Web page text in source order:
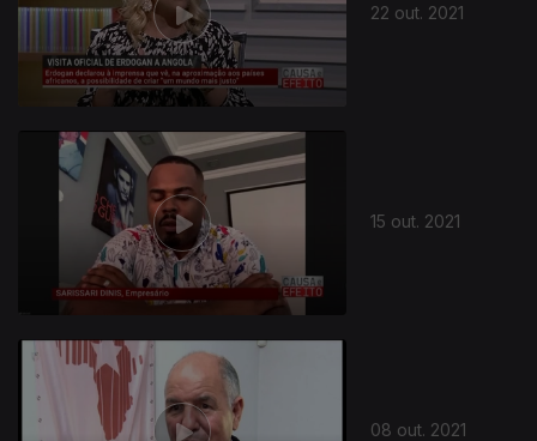
22 out. 2021
15 out. 2021
08 out. 2021
570994